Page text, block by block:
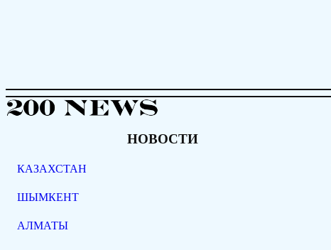
НОВОСТИ
КАЗАХСТАН
ШЫМКЕНТ
АЛМАТЫ